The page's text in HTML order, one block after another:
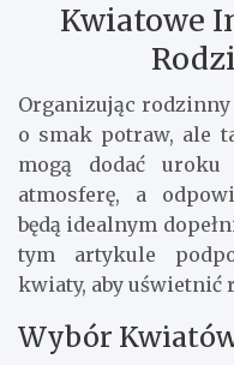
Kwiatowe
Organizując
o smak potraw, ale
mogą dodać
atmosferę, a
będą idealnym
tym artykule
kwiaty, aby uświetnić
Wybór